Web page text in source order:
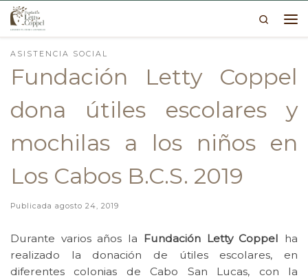
Skip to content
Search
ASISTENCIA SOCIAL
Fundación Letty Coppel
dona útiles escolares y
mochilas a los niños en
Los Cabos B.C.S. 2019
Publicada agosto 24, 2019
Durante varios años la Fundación Letty Coppel ha
realizado la donación de útiles escolares, en
diferentes colonias de Cabo San Lucas, con la